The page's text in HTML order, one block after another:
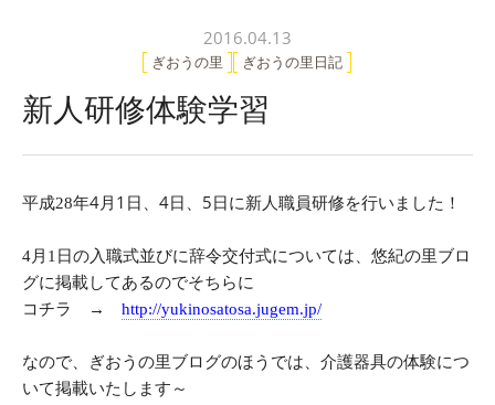
2016.04.13
ぎおうの里 ぎおうの里日記
新人研修体験学習
平成28年4月1日、4日、5日に新人職員研修を行いました！
4月1 日の入職式並びに辞令交付式については、悠紀の里ブロ
グに掲載してあるのでそちらに
コチラ → http://yukinosatosa.jugem.jp/
なので、ぎおうの里ブログのほうでは、介護器具の体験につ
いて掲載いたします～